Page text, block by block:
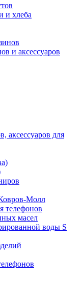
и хлеба
и аксессуаров
аксессуаров для
Молл
телефонов
масел
воды S